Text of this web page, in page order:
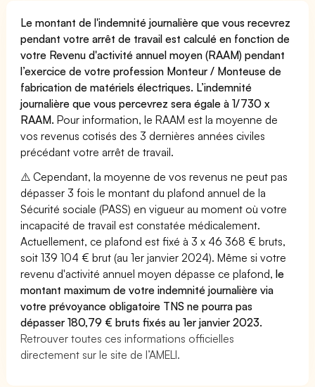
Le montant de l'indemnité journalière que vous recevrez
pendant votre arrêt de travail est calculé en fonction de
votre Revenu d'activité annuel moyen (RAAM) pendant
l’exercice de votre profession Monteur / Monteuse de
fabrication de matériels électriques. L’indemnité
journalière que vous percevrez sera égale à 1/730 x
RAAM. Pour information, le RAAM est la moyenne de
vos revenus cotisés des 3 dernières années civiles
précédant votre arrêt de travail.
⚠️ Cependant, la moyenne de vos revenus ne peut pas
dépasser 3 fois le montant du plafond annuel de la
Sécurité sociale (PASS) en vigueur au moment où votre
incapacité de travail est constatée médicalement.
Actuellement, ce plafond est fixé à 3 x 46 368 € bruts,
soit 139 104 € brut (au 1er janvier 2024). Même si votre
revenu d'activité annuel moyen dépasse ce plafond,le
montant maximum de votre indemnité journalière via
votre prévoyance obligatoire TNS ne pourra pas
dépasser 180,79 € bruts fixés au 1er janvier 2023.
Retrouver toutes ces informations officielles
directement sur le site de l’AMELI.